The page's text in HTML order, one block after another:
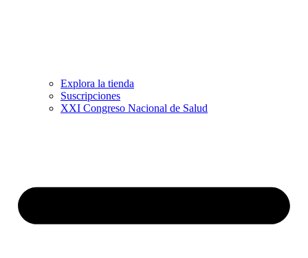
Explora la tienda
Suscripciones
XXI Congreso Nacional de Salud